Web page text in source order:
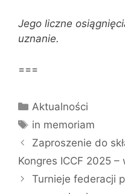
Jego liczne
uznanie.
===
Kategorie
Aktualności
Tagi
in memoriam
Zaproszenie do
Kongres ICCF 2025
Turnieje federacji